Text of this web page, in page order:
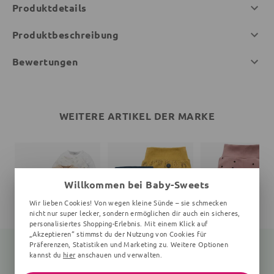
Produktdetails
Produktbeschreibung
Bewertungen
WEITERE ARTIKEL DER MARKE
Willkommen bei Baby-Sweets
Wir lieben Cookies! Von wegen kleine Sünde – sie schmecken
nicht nur super lecker, sondern ermöglichen dir auch ein sicheres,
personalisiertes Shopping-Erlebnis. Mit einem Klick auf
„Akzeptieren“ stimmst du der Nutzung von Cookies für
Präferenzen, Statistiken und Marketing zu. Weitere Optionen
kannst du hier anschauen und verwalten.